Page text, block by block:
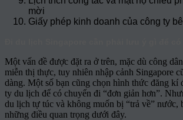
mời
Giấy phép kinh doanh của công ty
Một vấn đề được đặt ra ở trên, mặc dù công
miễn thị thực, tuy nhiên nhập cảnh Singapore
dàng. Một số bạn cũng chọn hình thức đăng kí
ty du lịch để có chuyến đi “đơn giản hơn”.
du lịch tự túc và không muốn bị “trả về” nước,
những điều quan trọng dưới đây.